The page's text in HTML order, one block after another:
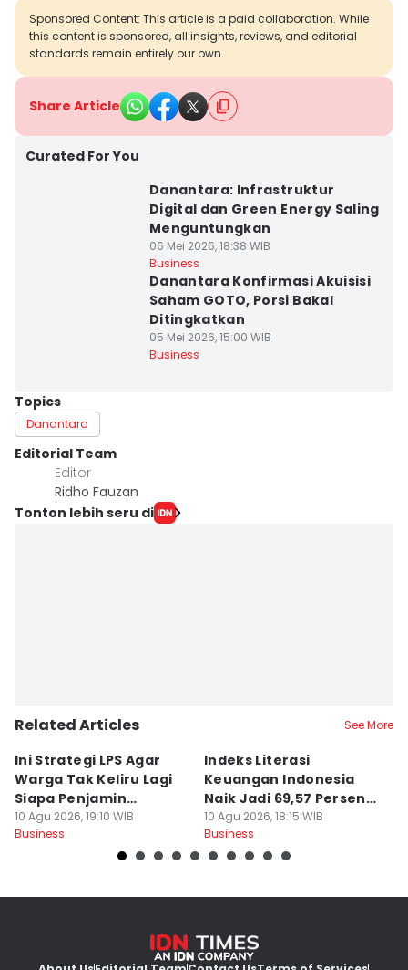
Sponsored Content: This article is a paid collaboration. While
this content is sponsored, all insights, reviews, and editorial
standards remain entirely our own.
Share Article
Curated For You
Danantara: Infrastruktur
Digital dan Green Energy Saling
Menguntungkan
06 Mei 2026, 18:38 WIB
Business
Danantara Konfirmasi Akuisisi
Saham GOTO, Porsi Bakal
Ditingkatkan
05 Mei 2026, 15:00 WIB
Business
Topics
Danantara
Editorial Team
Editor
Ridho Fauzan
Tonton lebih seru di
Related Articles See More
Ini Strategi LPS Agar
Warga Tak Keliru Lagi
Siapa Penjamin
Simpanan
10 Agu 2026, 19:10 WIB
Business
Indeks Literasi
Keuangan Indonesia
Naik Jadi 69,57 Persen di
2026
10 Agu 2026, 18:15 WIB
Business